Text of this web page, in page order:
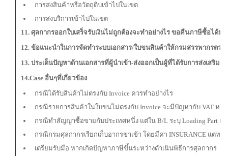
การส่งสินค้าหรือวัตถุดิบเข้าไปในเขต
การส่งบริการเข้าไปในเขต
11. ศุลกากรออกใบเสร็จรับเงินไม่ถูกต้องจะทำอย่างไร ขอคืนภาษีซื้อได้ห
12. ข้อแนะนำในการจัดทำระบบเอกสาร/ใบขนสินค้าให้กรมสรรพากรตรว
13. ประเด็นปัญหาด้านเอกสารที่ผู้นำเข้า-ส่งออกเป็นผู้ที่ได้รับการส่งเสริมก
14.Case อื่นๆที่เกี่ยวข้อง
กรณีได้รับสินค้าไม่ตรงกับ Invoice ควรทำอย่างไร
กรณีรายการสินค้าในใบขนไม่ตรงกับ Invoice จะมีปัญหากับ VAT หรื
กรณีทำสัญญาซื้อขายกับประเทศหนึ่ง แต่ใน B/L ระบุ Loading Part เ
กรณีกรมศุลกากรเรียกเก็บอากรขาเข้า โดยมีค่า INSURANCE แต่ทา
เตรียมรับมือ หากเกิดปัญหาภาษีขึ้นระหว่างดำเนินพิธีการศุลกากร